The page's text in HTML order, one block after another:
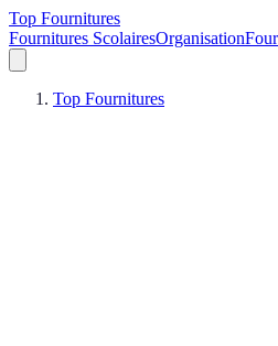
Top Fournitures
Fournitures ScolairesOrganisation
Top Fournitures